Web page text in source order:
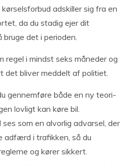
adskiller sig fra en
da du stadig ejer dit
bruge det i perioden.
regel i mindst seks måneder og
det bliver meddelt af politiet.
gennemføre både en ny teori-
lovligt kan køre bil.
som en alvorlig advarsel, der
adfærd i trafikken, så du
og kører sikkert.